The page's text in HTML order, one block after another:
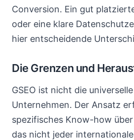
Conversion. Ein gut
oder eine klare
hier entscheidende
Die Grenzen und
GSEO ist nicht die
Unternehmen. Der Ansatz
spezifisches Know-how
das nicht jeder internationale